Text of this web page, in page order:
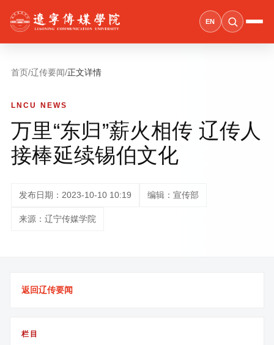
EN
首页/辽传要闻/正文详情
LNCU NEWS
万里“东归”薪火相传 辽传人
接棒延续锡伯文化
发布日期：2023-10-10 10:19 编辑：宣传部
来源：辽宁传媒学院
返回辽传要闻
栏目